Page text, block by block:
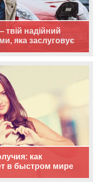
твій надійний
яка заслуговує
как
в быстром мире